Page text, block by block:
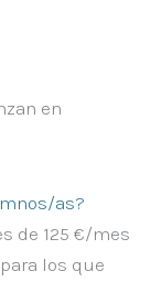
en
as?
de 125 €/mes
para los que